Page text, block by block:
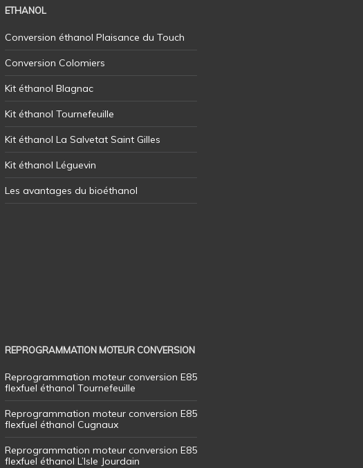
ETHANOL
Conversion éthanol Plaisance du Touch
Conversion Colomiers
Kit éthanol Blagnac
Kit éthanol Tournefeuille
Kit éthanol La Salvetat Saint Gilles
Kit éthanol Léguevin
Les avantages du bioéthanol
REPROGRAMMATION MOTEUR CONVERSION
Reprogrammation moteur conversion E85
flexfuel éthanol Tournefeuille
Reprogrammation moteur conversion E85
flexfuel éthanol Cugnaux
Reprogrammation moteur conversion E85
flexfuel éthanol L’Isle Jourdain